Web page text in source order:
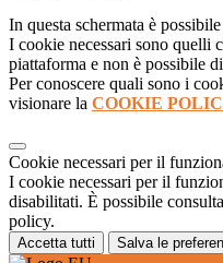
In questa schermata è
I cookie necessari sono quelli
piattaforma e non è possibile
Per conoscere quali sono i
visionare la COOKIE
Cookie necessari per il
I cookie necessari per il
disabilitati. È possibile
policy.
Accetta tutti Salva le